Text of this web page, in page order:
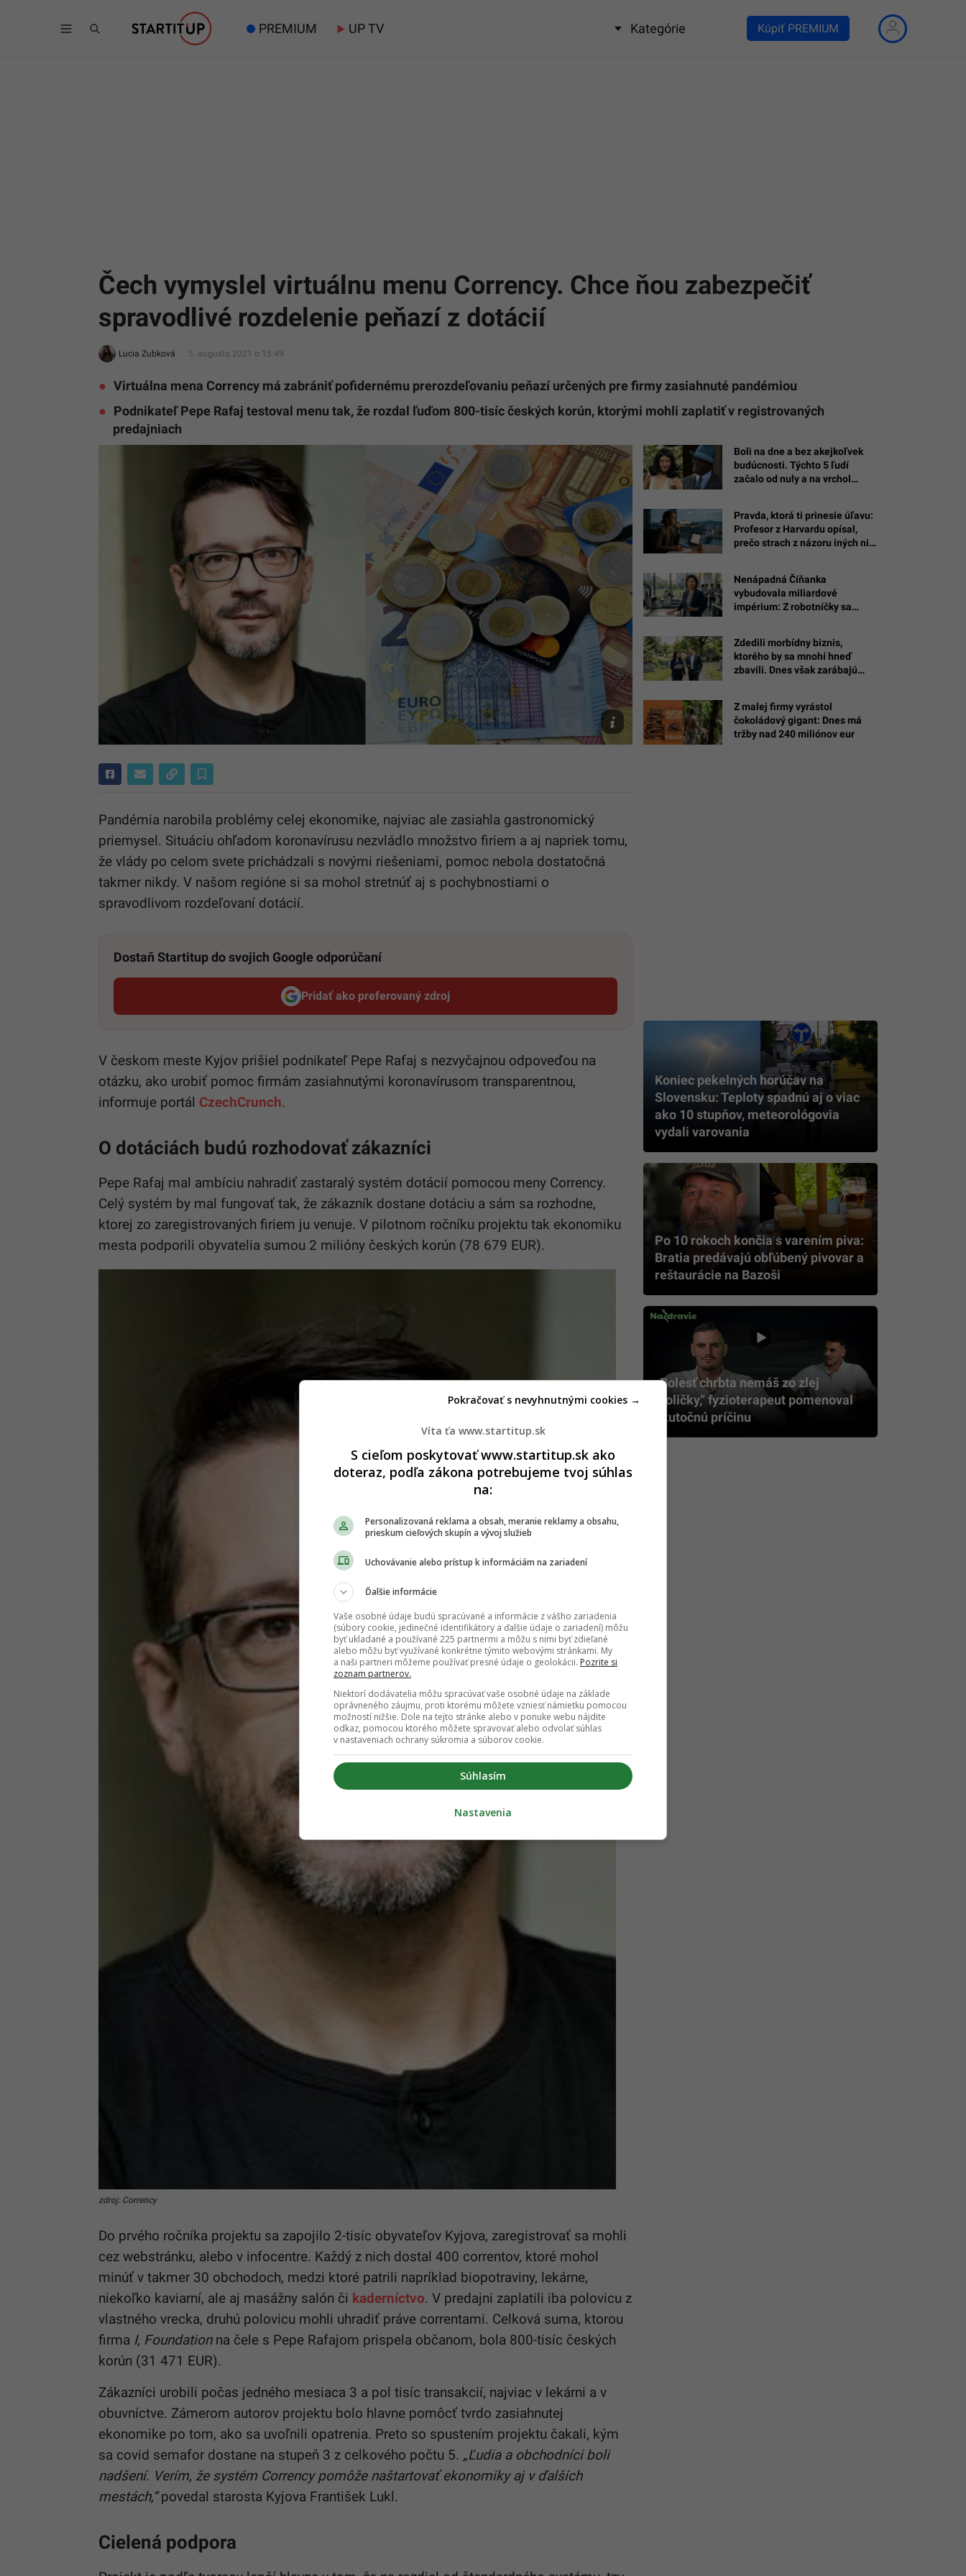
PREMIUM UP TV Kategórie Kúpiť PREMIUM
Čech vymyslel virtuálnu menu Corrency. Chce ňou zabezpečiť
spravodlivé rozdelenie peňazí z dotácií
Lucia Zubková 5. augusta 2021 o 15:49
Virtuálna mena Corrency má zabrániť pofidernému prerozdeľovaniu peňazí určených pre firmy zasiahnuté pandémiou
Podnikateľ Pepe Rafaj testoval menu tak, že rozdal ľuďom 800-tisíc českých korún, ktorými mohli zaplatiť v registrovaných
predajniach
Pepe
Rafaj
Corrency,
Bicanski/Pixnio
Pandémia narobila problémy celej ekonomike, najviac ale zasiahla gastronomický
priemysel. Situáciu ohľadom koronavírusu nezvládlo množstvo firiem a aj napriek tomu,
že vlády po celom svete prichádzali s novými riešeniami, pomoc nebola dostatočná
takmer nikdy. V našom regióne si sa mohol stretnúť aj s pochybnostiami o
spravodlivom rozdeľovaní dotácií.
Dostaň Startitup do svojich Google odporúčaní
Pridať ako preferovaný zdroj
Startitup, odkaz sa otvorí v novom okne
V českom meste Kyjov prišiel podnikateľ Pepe Rafaj s nezvyčajnou odpoveďou na
otázku, ako urobiť pomoc firmám zasiahnutými koronavírusom transparentnou,
informuje portál CzechCrunch.
O dotáciách budú rozhodovať zákazníci
Pepe Rafaj mal ambíciu nahradiť zastaralý systém dotácií pomocou meny Corrency.
Celý systém by mal fungovať tak, že zákazník dostane dotáciu a sám sa rozhodne,
ktorej zo zaregistrovaných firiem ju venuje. V pilotnom ročníku projektu tak ekonomiku
mesta podporili obyvatelia sumou 2 milióny českých korún (78 679 EUR).
zdroj: Corrency
Do prvého ročníka projektu sa zapojilo 2-tisíc obyvateľov Kyjova, zaregistrovať sa mohli
cez webstránku, alebo v infocentre. Každý z nich dostal 400 correntov, ktoré mohol
minúť v takmer 30 obchodoch, medzi ktoré patrili napríklad biopotraviny, lekárne,
niekoľko kaviarní, ale aj masážny salón či kaderníctvo. V predajni zaplatili iba polovicu z
vlastného vrecka, druhú polovicu mohli uhradiť práve correntami. Celková suma, ktorou
firma I, Foundation na čele s Pepe Rafajom prispela občanom, bola 800-tisíc českých
korún (31 471 EUR).
Zákazníci urobili počas jedného mesiaca 3 a pol tisíc transakcií, najviac v lekárni a v
obuvníctve. Zámerom autorov projektu bolo hlavne pomôcť tvrdo zasiahnutej
ekonomike po tom, ako sa uvoľnili opatrenia. Preto so spustením projektu čakali, kým
sa covid semafor dostane na stupeň 3 z celkového počtu 5. „Ľudia a obchodníci boli
nadšení. Verím, že systém Corrency pomôže naštartovať ekonomiky aj v ďalších
mestách,“povedal starosta Kyjova František Lukl.
Cielená podpora
Boli na dne a bez akejkoľvek
budúcnosti. Týchto 5 ľudí
začalo od nuly a na vrchol
Pravda, ktorá ti prinesie úľavu:
Profesor z Harvardu opísal,
prečo strach z názoru iných ničí
Nenápadná Číňanka
vybudovala miliardové
impérium: Z robotníčky sa
Zdedili morbídny biznis,
ktorého by sa mnohí hneď
zbavili. Dnes však zarábajú
Z malej firmy vyrástol
čokoládový gigant: Dnes má
tržby nad 240 miliónov eur
Koniec pekelných horúčav na
Slovensku: Teploty spadnú aj o viac
ako 10 stupňov, meteorológovia
vydali varovania
Po 10 rokoch končia s varením piva:
Bratia predávajú obľúbený pivovar a
reštaurácie na Bazoši
„Bolesť chrbta nemáš zo zlej
stoličky,” fyzioterapeut pomenoval
skutočnú príčinu
Víta ťa www.startitup.sk
S cieľom poskytovať www.startitup.sk ako
doteraz, podľa zákona potrebujeme tvoj súhlas
na:
Personalizovaná reklama a obsah, meranie reklamy a obsahu,
prieskum cieľových skupín a vývoj služieb
Uchovávanie alebo prístup k informáciám na zariadení
Ďalšie informácie
Vaše osobné údaje budú spracúvané a informácie z vášho zariadenia
(súbory cookie, jedinečné identifikátory a ďalšie údaje o zariadení) môžu
byť ukladané a používané 225 partnermi a môžu s nimi byť zdieľané
alebo môžu byť využívané konkrétne týmito webovými stránkami. My
a naši partneri môžeme používať presné údaje o geolokácii. Pozrite si
zoznam partnerov.
Niektorí dodávatelia môžu spracúvať vaše osobné údaje na základe
oprávneného záujmu, proti ktorému môžete vzniesť námietku pomocou
možností nižšie. Dole na tejto stránke alebo v ponuke webu nájdite
odkaz, pomocou ktorého môžete spravovať alebo odvolať súhlas
v nastaveniach ochrany súkromia a súborov cookie.
Súhlasím
Pokračovať s nevyhnutnými cookies →
Nastavenia